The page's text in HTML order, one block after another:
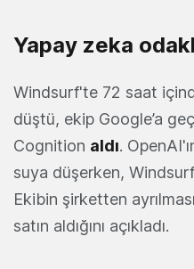
Yapay zeka
Windsurf'te 72 saat
düştü, ekip Google’a
Cognition aldı.
suya düşerken, Windsurf
Ekibin şirketten
satın aldığını açıkladı.